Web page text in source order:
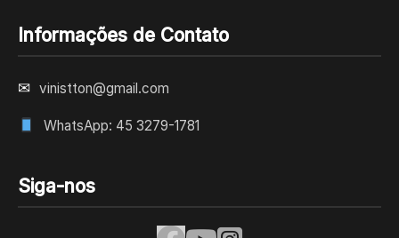
Informações de Contato
✉ vinistton@gmail.com
WhatsApp: 45 3279-1781
Siga-nos